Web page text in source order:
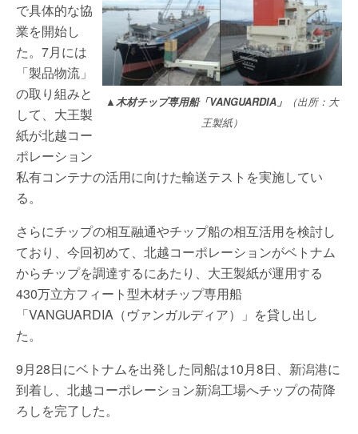
▲木材チップ専用船「VANGUARDIA」
（出所：大
王製紙）
で具体的な協
業を開始し
た。7月には
「製品物流」
の取り組みと
して、大王製
紙が北越コー
ポレーション
私有コンテナの活用に向けた輸送テストを実施してい
る。
さらにチップの相互融通やチップ船の相互活用を検討し
ており、今回初めて、北越コーポレーションがベトナム
からチップを調達するにあたり、大王製紙が運用する
430万立方フィート型木材チップ専用船
「VANGUARDIA（ヴァンガルディア）」を貸し出し
た。
9月28日にベトナムを出発した同船は10月8日、新潟港に
到着し、北越コーポレーション新潟工場へチップの荷降
ろしを完了した。